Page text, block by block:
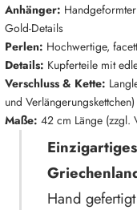
Anhänger:
Gold-Details
Perlen: Hochwertige,
Details: Kupferteile mit
Verschluss & Kette:
und Verlängerungskettchen)
Maße: 42 cm Länge (zzgl.
Hand